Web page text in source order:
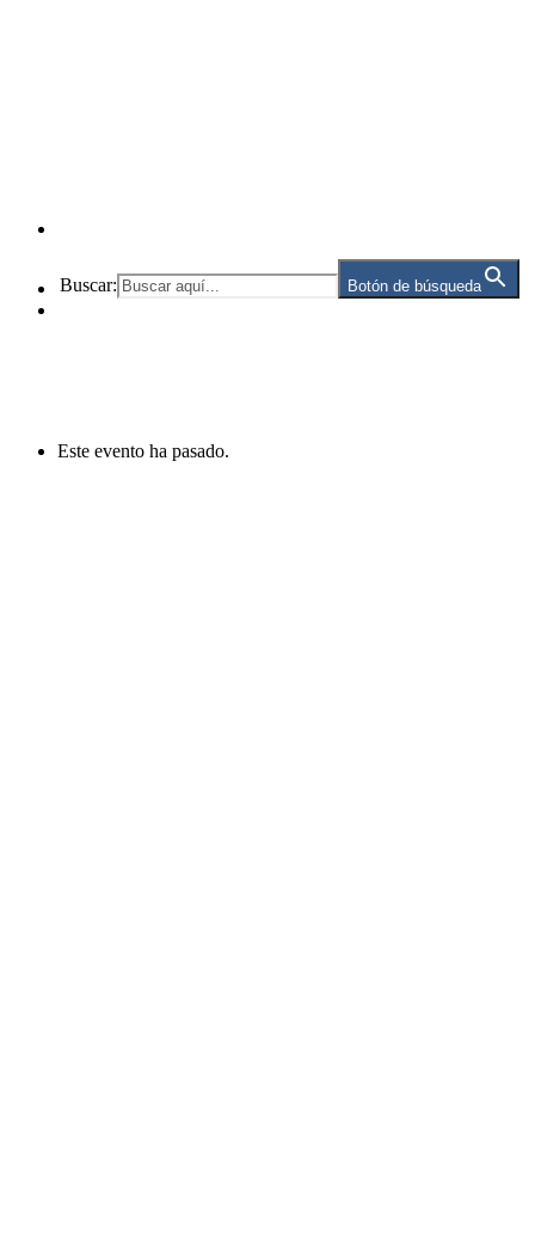
Buscar: Botón de búsqueda
Este evento ha pasado.